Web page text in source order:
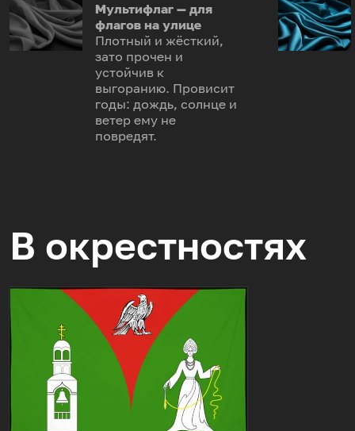
Мультифлаг — для
флагов на улице
Плотный и жёсткий,
зато прочен и
устойчив к
выгоранию. Провисит
годы: дождь, солнце и
ветер ему не
повредят.
В окрестностях